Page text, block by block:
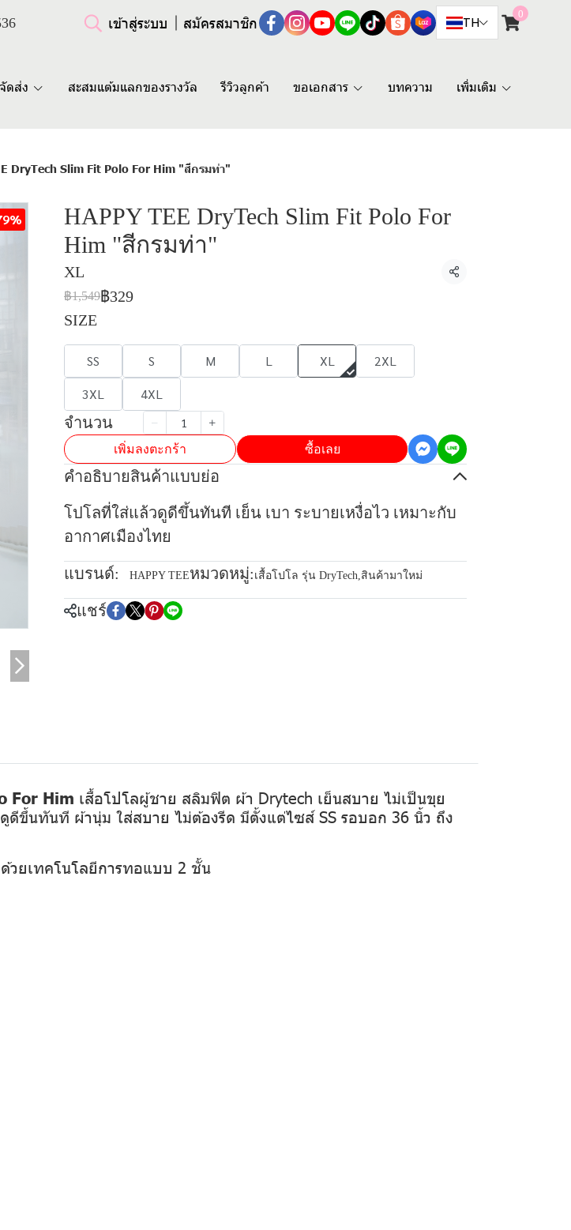
เข้าสู่ระบบ สมัครสมาชิก TH
0
ดส่ง สะสมแต้มแลกของรางวัล รีวิวลูกค้า ขอเอกสาร บทความ เพิ่มเติม
DryTech Slim Fit Polo For Him "สีกรมท่า"
HAPPY TEE DryTech Slim Fit Polo For
Him "สีกรมท่า"
XL
แชร์
฿1,549฿329
SIZE
SS S M L XL
2XL
3XL
4XL
จำนวน
เพิ่มลงตะกร้า ซื้อเลย
คำอธิบายสินค้าแบบย่อ
โปโลที่ใส่แล้วดูดีขึ้นทันที เย็น เบา ระบายเหงื่อไว เหมาะกับ
อากาศเมืองไทย
แบรนด์: HAPPY TEEหมวดหมู่: เสื้อโปโล รุ่น DryTech,สินค้ามาใหม่
แชร์
For Him เสื้อโปโลผู้ชาย สลิมฟิต ผ้า Drytech เย็นสบาย ไม่เป็นขุย
ดีขึ้นทันที ผ้านุ่ม ใส่สบาย ไม่ต้องรีด มีตั้งแต่ไซส์ SS รอบอก 36 นิ้ว ถึง
ยเทคโนโลยีการทอแบบ 2 ชั้น